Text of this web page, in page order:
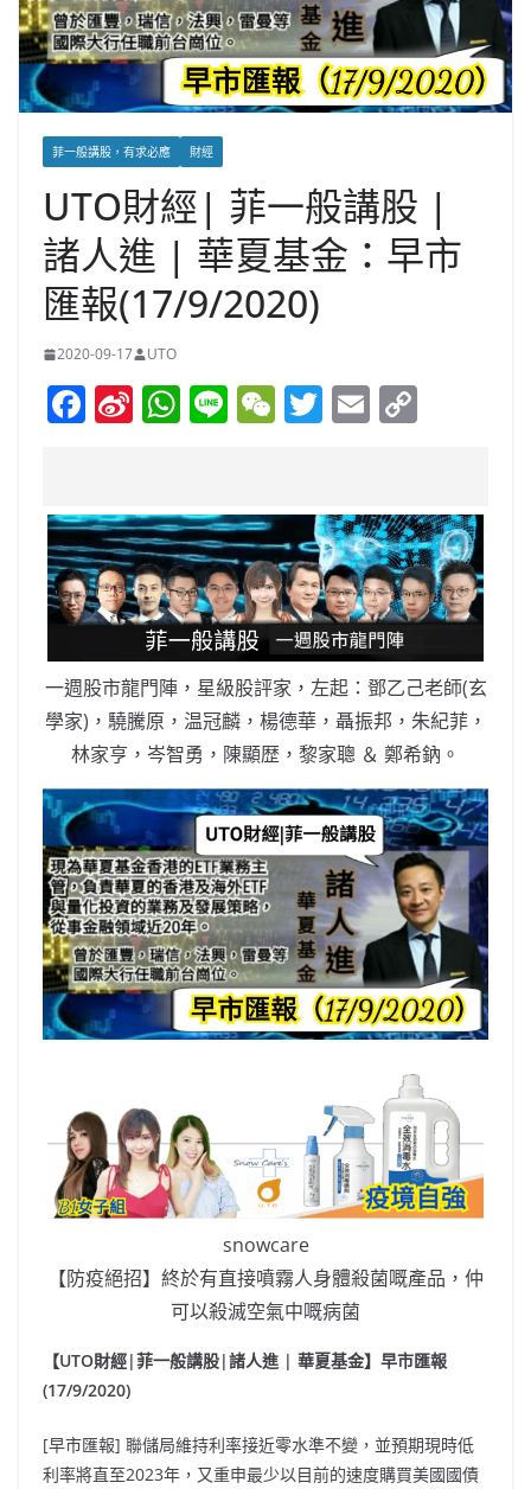
菲一般講股，有求必應 財經
UTO財經| 菲一般講股 |
諸人進 | 華夏基金：早市
匯報(17/9/2020)
2020-09-17 UTO
F
e
b
o
o
k
Si
W
ei
b
o
W
s
A
p
p
Li W
h
at
T
er
E
l y
Li
n
k
一週股市龍門陣，星級股評家，左起：鄧乙己老師(玄
學家)，驍騰原，温冠麟，楊德華，聶振邦，朱紀菲，
林家亨，岑智勇，陳顯歴，黎家聰 ＆ 鄭希鈉。
snowcare
【防疫絕招】終於有直接噴霧人身體殺菌嘅產品，仲
可以殺滅空氣中嘅病菌
【UTO財經|菲一般講股|諸人進 | 華夏基金】早市匯報
(17/9/2020)
[早市匯報] 聯儲局維持利率接近零水準不變，並預期現時低
利率將直至2023年，又重申最少以目前的速度購買美國國債